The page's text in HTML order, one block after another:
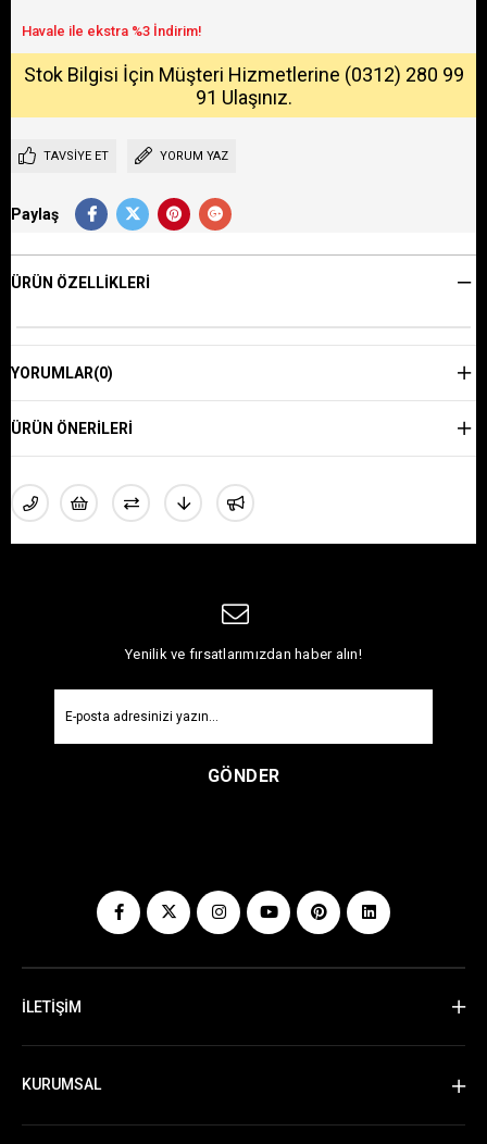
Stok Bilgisi İçin Müşteri Hizmetlerine (0312) 280 99
91 Ulaşınız.
TAVSIYE ET YORUM YAZ
Paylaş
ÜRÜN ÖZELLIKLERI
YORUMLAR(0)
ÜRÜN ÖNERILERI
Yenilik ve fırsatlarımızdan haber alın!
GÖNDER
İLETİŞİM
KURUMSAL